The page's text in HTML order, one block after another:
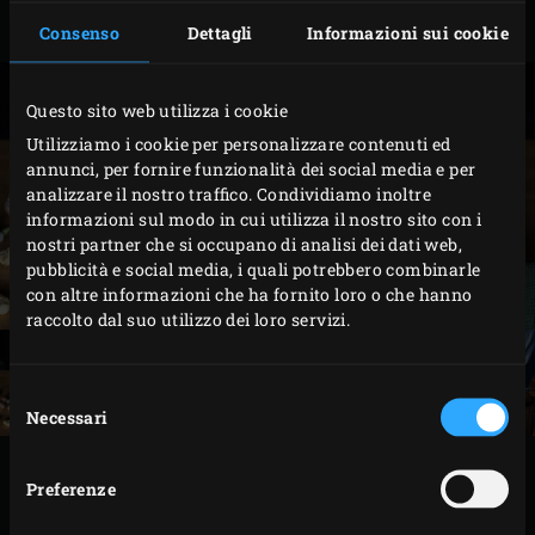
Consenso Dettagli Informazioni sui cookie
Questo sito web utilizza i cookie
Utilizziamo i cookie per personalizzare contenuti ed
annunci, per fornire funzionalità dei social media e per
analizzare il nostro traffico. Condividiamo inoltre
informazioni sul modo in cui utilizza il nostro sito con i
nostri partner che si occupano di analisi dei dati web,
pubblicità e social media, i quali potrebbero combinarle
con altre informazioni che ha fornito loro o che hanno
raccolto dal suo utilizzo dei loro servizi.
delNecessari
Preferenze
Mescolare tutti gli ingredienti per il sale.